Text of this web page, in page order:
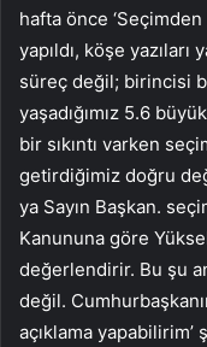
hafta önce ‘Seçimden
yapıldı, köşe
süreç değil; birincisi
yaşadığımız 5.6
bir sıkıntı varken
getirdiğimiz doğru
ya Sayın Başkan.
Kanununa göre
değerlendirir. Bu şu
değil.
açıklama yapabilirim’